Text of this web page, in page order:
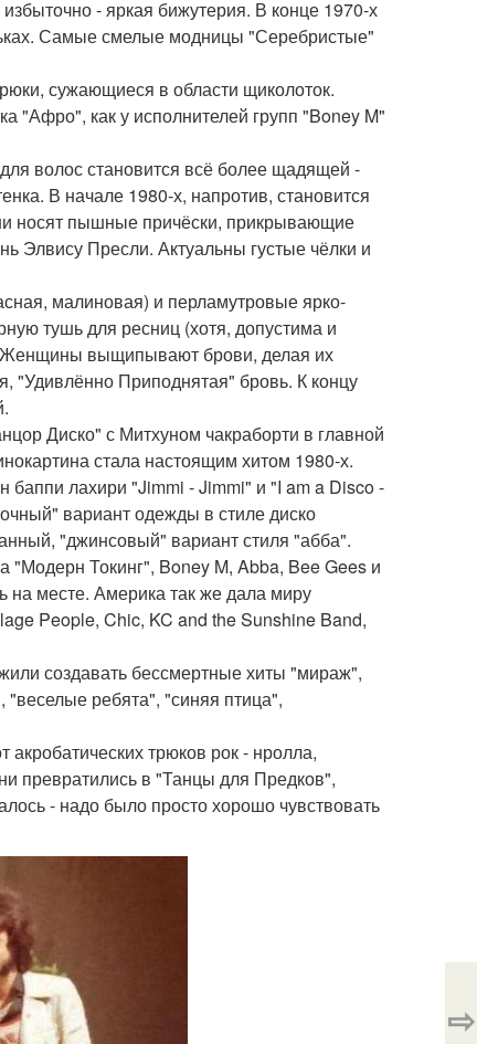
- яркая бижутерия. В конце 1970-х
Самые смелые модницы "Серебристые"
сужающиеся в области щиколоток.
"Афро", как у исполнителей групп "Boney M"
волос становится всё более щадящей -
В начале 1980-х, напротив, становится
носят пышные причёски, прикрывающие
Элвису Пресли. Актуальны густые чёлки и
малиновая) и перламутровые ярко-
тушь для ресниц (хотя, допустима и
Женщины выщипывают брови, делая их
"Удивлённо Приподнятая" бровь. К концу
Диско" с Митхуном чакраборти в главной
стала настоящим хитом 1980-х.
лахири "Jimmi - Jimmi" и "I am a Disco -
вариант одежды в стиле диско
"джинсовый" вариант стиля "абба".
"Модерн Токинг", Boney M, Abba, Bee Gees и
на месте. Америка так же дала миру
People, Chic, KC and the Sunshine Band,
создавать бессмертные хиты "мираж",
ребята", "синяя птица",
трюков рок - нролла,
превратились в "Танцы для Предков",
- надо было просто хорошо чувствовать
⇨